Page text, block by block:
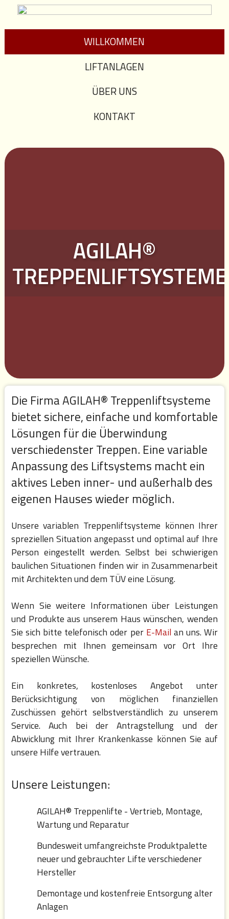
WILLKOMMEN
LIFTANLAGEN
ÜBER UNS
KONTAKT
AGILAH®
TREPPENLIFTSYSTEME
SERVICE AUS EINER
HAND
WIR GEBEN IHNEN
FREIRAUM
Die Firma AGILAH® Treppenliftsysteme
bietet sichere, einfache und komfortable
Lösungen für die Überwindung
verschiedenster Treppen. Eine variable
Anpassung des Liftsystems macht ein
aktives Leben inner- und außerhalb des
eigenen Hauses wieder möglich.
Unsere variablen Treppenliftsysteme können Ihrer
spreziellen Situation angepasst und optimal auf Ihre
Person eingestellt werden. Selbst bei schwierigen
baulichen Situationen finden wir in Zusammenarbeit
mit Architekten und dem TÜV eine Lösung.
Wenn Sie weitere Informationen über Leistungen
und Produkte aus unserem Haus wünschen, wenden
Sie sich bitte telefonisch oder per E-Mail an uns. Wir
besprechen mit Ihnen gemeinsam vor Ort Ihre
speziellen Wünsche.
Ein konkretes, kostenloses Angebot unter
Berücksichtigung von möglichen finanziellen
Zuschüssen gehört selbstverständlich zu unserem
Service. Auch bei der Antragstellung und der
Abwicklung mit Ihrer Krankenkasse können Sie auf
unsere Hilfe vertrauen.
Unsere Leistungen:
AGILAH® Treppenlifte - Vertrieb, Montage,
Wartung und Reparatur
Bundesweit umfangreichste Produktpalette
neuer und gebrauchter Lifte verschiedener
Hersteller
Demontage und kostenfreie Entsorgung alter
Anlagen